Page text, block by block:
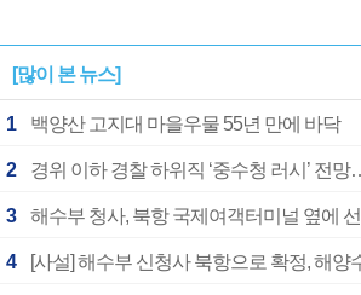
[많이 본 뉴스]
1 백양산 고지대 마을우물 55년 만에 바닥
2 경위 이하 경찰 하위직 ‘중수청 러시’ 전
3 해수부 청사, 북항 국제여객터미널 옆에
4 [사설] 해수부 신청사 북항으로 확정, 해양